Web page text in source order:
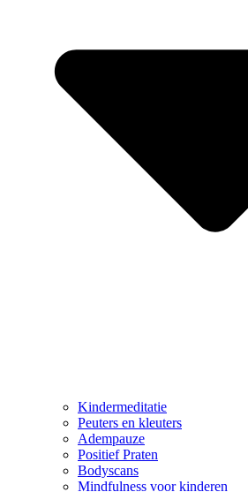
Kindermeditatie
Peuters en kleuters
Adempauze
Positief Praten
Bodyscans
Mindfulness voor kinderen